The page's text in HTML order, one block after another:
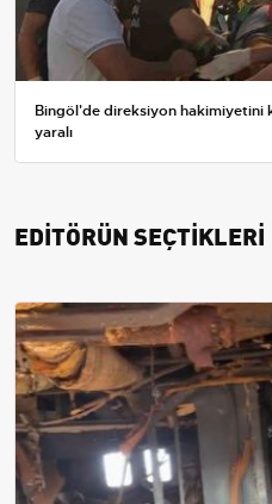
Bingöl'de direksiyon hakimiyetini
yaralı
EDİTÖRÜN SEÇTİKLERİ